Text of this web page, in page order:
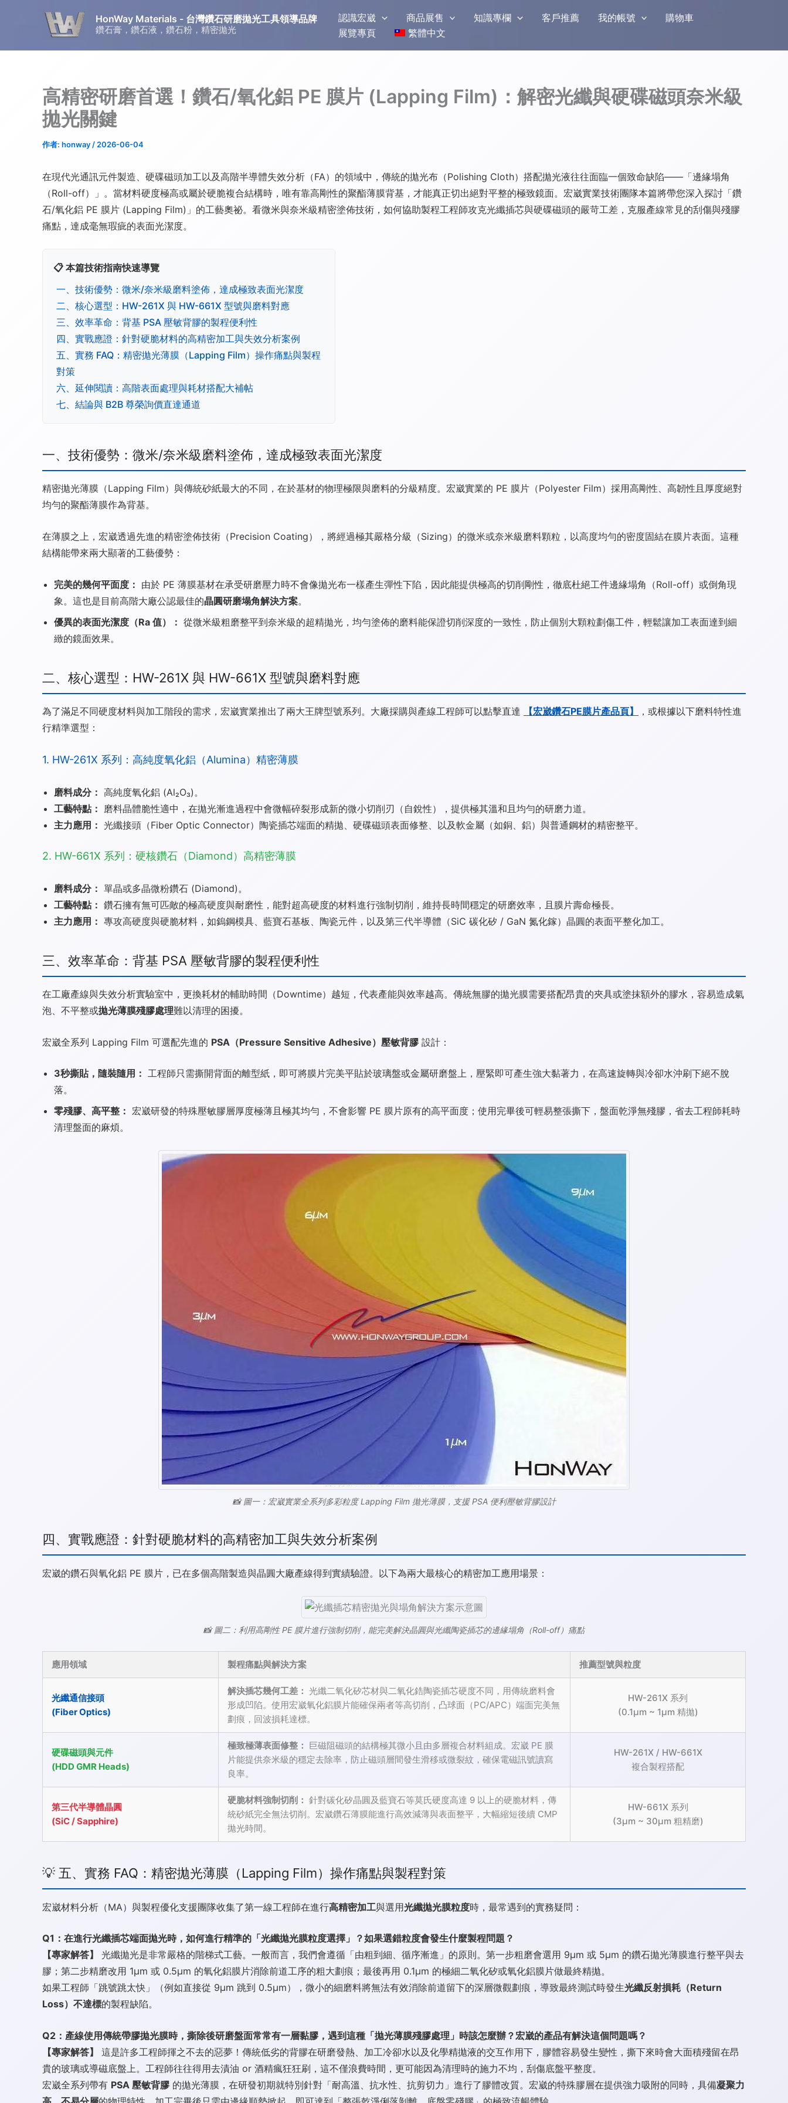
要
HonWay Materials - 台灣鑽石研磨拋光工具領導品牌
鑽石膏，鑽石液，鑽石粉，精密拋光
認識宏崴 商品展售 知識專欄 客戶推薦 我的帳號
購物車
展覽專頁
繁體中文
高精密研磨首選！鑽石/氧化鋁 PE 膜片 (Lapping Film)：解密光纖與硬碟磁頭奈米級
拋光關鍵
作者: honway / 2026-06-04
在現代光通訊元件製造、硬碟磁頭加工以及高階半導體失效分析（FA）的領域中，傳統的拋光布（Polishing Cloth）搭配拋光液往往面臨一個致命缺陷——「邊緣塌角
（Roll-off）」。當材料硬度極高或屬於硬脆複合結構時，唯有靠高剛性的聚酯薄膜背基，才能真正切出絕對平整的極致鏡面。宏崴實業技術團隊本篇將帶您深入探討「鑽
石/氧化鋁 PE 膜片 (Lapping Film)」的工藝奧祕。看微米與奈米級精密塗佈技術，如何協助製程工程師攻克光纖插芯與硬碟磁頭的嚴苛工差，克服產線常見的刮傷與殘膠
痛點，達成毫無瑕疵的表面光潔度。
📋 本篇技術指南快速導覽
一、技術優勢：微米/奈米級磨料塗佈，達成極致表面光潔度
二、核心選型：HW-261X 與 HW-661X 型號與磨料對應
三、效率革命：背基 PSA 壓敏背膠的製程便利性
四、實戰應證：針對硬脆材料的高精密加工與失效分析案例
五、實務 FAQ：精密拋光薄膜（Lapping Film）操作痛點與製程
對策
六、延伸閱讀：高階表面處理與耗材搭配大補帖
七、結論與 B2B 尊榮詢價直達通道
一、技術優勢：微米/奈米級磨料塗佈，達成極致表面光潔度
精密拋光薄膜（Lapping Film）與傳統砂紙最大的不同，在於基材的物理極限與磨料的分級精度。宏崴實業的 PE 膜片（Polyester Film）採用高剛性、高韌性且厚度絕對
均勻的聚酯薄膜作為背基。
在薄膜之上，宏崴透過先進的精密塗佈技術（Precision Coating），將經過極其嚴格分級（Sizing）的微米或奈米級磨料顆粒，以高度均勻的密度固結在膜片表面。這種
結構能帶來兩大顯著的工藝優勢：
完美的幾何平面度： 由於 PE 薄膜基材在承受研磨壓力時不會像拋光布一樣產生彈性下陷，因此能提供極高的切削剛性，徹底杜絕工件邊緣塌角（Roll-off）或倒角現
象。這也是目前高階大廠公認最佳的晶圓研磨塌角解決方案。
優異的表面光潔度（Ra 值）： 從微米級粗磨整平到奈米級的超精拋光，均勻塗佈的磨料能保證切削深度的一致性，防止個別大顆粒劃傷工件，輕鬆讓加工表面達到細
緻的鏡面效果。
二、核心選型：HW-261X 與 HW-661X 型號與磨料對應
為了滿足不同硬度材料與加工階段的需求，宏崴實業推出了兩大王牌型號系列。大廠採購與產線工程師可以點擊直達 【宏崴鑽石PE膜片產品頁】
，或根據以下磨料特性進
行精準選型：
1. HW-261X 系列：高純度氧化鋁（Alumina）精密薄膜
磨料成分： 高純度氧化鋁 (Al₂O₃)。
工藝特點：
磨料晶體脆性適中，在拋光漸進過程中會微幅碎裂形成新的微小切削刃（自銳性），提供極其溫和且均勻的研磨力道。
主力應用： 光纖接頭（Fiber Optic Connector）陶瓷插芯端面的精拋、硬碟磁頭表面修整、以及軟金屬（如銅、鋁）與普通鋼材的精密整平。
2. HW-661X 系列：硬核鑽石（Diamond）高精密薄膜
磨料成分： 單晶或多晶微粉鑽石 (Diamond)。
工藝特點： 鑽石擁有無可匹敵的極高硬度與耐磨性，能對超高硬度的材料進行強制切削，維持長時間穩定的研磨效率，且膜片壽命極長。
主力應用： 專攻高硬度與硬脆材料，如鎢鋼模具、藍寶石基板、陶瓷元件，以及第三代半導體（SiC 碳化矽 / GaN 氮化鎵）晶圓的表面平整化加工。
三、效率革命：背基 PSA 壓敏背膠的製程便利性
在工廠產線與失效分析實驗室中，更換耗材的輔助時間（Downtime）越短，代表產能與效率越高。傳統無膠的拋光膜需要搭配昂貴的夾具或塗抹額外的膠水，容易造成氣
泡、不平整或拋光薄膜殘膠處理難以清理的困擾。
宏崴全系列 Lapping Film 可選配先進的 PSA（Pressure Sensitive Adhesive）壓敏背膠 設計：
3秒撕貼，隨裝隨用： 工程師只需撕開背面的離型紙，即可將膜片完美平貼於玻璃盤或金屬研磨盤上，壓緊即可產生強大黏著力，在高速旋轉與冷卻水沖刷下絕不脫
落。
零殘膠、高平整： 宏崴研發的特殊壓敏膠層厚度極薄且極其均勻，不會影響 PE 膜片原有的高平面度；使用完畢後可輕易整張撕下，盤面乾淨無殘膠，省去工程師耗時
清理盤面的麻煩。
📸 圖一：宏崴實業全系列多彩粒度 Lapping Film 拋光薄膜，支援 PSA 便利壓敏背膠設計
四、實戰應證：針對硬脆材料的高精密加工與失效分析案例
宏崴的鑽石與氧化鋁 PE 膜片，已在多個高階製造與晶圓大廠產線得到實績驗證。以下為兩大最核心的精密加工應用場景：
📸 圖二：利用高剛性 PE 膜片進行強制切削，能完美解決晶圓與光纖陶瓷插芯的邊緣塌角（Roll-off）痛點
應用領域 製程痛點與解決方案 推薦型號與粒度
光纖通信接頭
(Fiber Optics)
解決插芯幾何工差： 光纖二氧化矽芯材與二氧化鋯陶瓷插芯硬度不同，用傳統磨料會
形成凹陷。使用宏崴氧化鋁膜片能確保兩者等高切削，凸球面（PC/APC）端面完美無
劃痕，回波損耗達標。
HW-261X 系列
(0.1μm ~ 1μm 精拋)
硬碟磁頭與元件
(HDD GMR Heads)
極致極薄表面修整： 巨磁阻磁頭的結構極其微小且由多層複合材料組成。宏崴 PE 膜
片能提供奈米級的穩定去除率，防止磁頭層間發生滑移或微裂紋，確保電磁訊號讀寫
良率。
HW-261X / HW-661X
複合製程搭配
第三代半導體晶圓
(SiC / Sapphire)
硬脆材料強制切削： 針對碳化矽晶圓及藍寶石等莫氏硬度高達 9 以上的硬脆材料，傳
統砂紙完全無法切削。宏崴鑽石薄膜能進行高效減薄與表面整平，大幅縮短後續 CMP
拋光時間。
HW-661X 系列
(3μm ~ 30μm 粗精磨)
💡 五、實務 FAQ：精密拋光薄膜（Lapping Film）操作痛點與製程對策
宏崴材料分析（MA）與製程優化支援團隊收集了第一線工程師在進行高精密加工與選用光纖拋光膜粒度時，最常遇到的實務疑問：
Q1：在進行光纖插芯端面拋光時，如何進行精準的「光纖拋光膜粒度選擇」？如果選錯粒度會發生什麼製程問題？
【專家解答】
光纖拋光是非常嚴格的階梯式工藝。一般而言，我們會遵循「由粗到細、循序漸進」的原則。第一步粗磨會選用 9μm 或 5μm 的鑽石拋光薄膜進行整平與去
膠；第二步精磨改用 1μm 或 0.5μm 的氧化鋁膜片消除前道工序的粗大劃痕；最後再用 0.1μm 的極細二氧化矽或氧化鋁膜片做最終精拋。
如果工程師「跳號跳太快」（例如直接從 9μm 跳到 0.5μm），微小的細磨料將無法有效消除前道留下的深層微觀劃痕，導致最終測試時發生光纖反射損耗（Return
Loss）不達標的製程缺陷。
Q2：產線使用傳統帶膠拋光膜時，撕除後研磨盤面常常有一層黏膠，遇到這種「拋光薄膜殘膠處理」時該怎麼辦？宏崴的產品有解決這個問題嗎？
【專家解答】
這是許多工程師揮之不去的惡夢！傳統低劣的背膠在研磨發熱、加工冷卻水以及化學精拋液的交互作用下，膠體容易發生變性，撕下來時會大面積殘留在昂
貴的玻璃或導磁底盤上。工程師往往得用去漬油 or 酒精瘋狂狂刷，這不僅浪費時間，更可能因為清理時的施力不均，刮傷底盤平整度。
宏崴全系列帶有 PSA 壓敏背膠 的拋光薄膜，在研發初期就特別針對「耐高溫、抗水性、抗剪切力」進行了膠體改質。宏崴的特殊膠層在提供強力吸附的同時，具備凝聚力